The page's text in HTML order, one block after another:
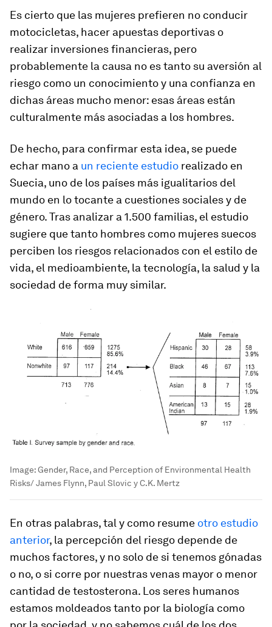
Es cierto que las mujeres prefieren no conducir
motocicletas, hacer apuestas deportivas o
realizar inversiones financieras, pero
probablemente la causa no es tanto su aversión al
riesgo como un conocimiento y una confianza en
dichas áreas mucho menor: esas áreas están
culturalmente más asociadas a los hombres.
De hecho, para confirmar esta idea, se puede
echar mano a un reciente estudio realizado en
Suecia, uno de los países más igualitarios del
mundo en lo tocante a cuestiones sociales y de
género. Tras analizar a 1.500 familias, el estudio
sugiere que tanto hombres como mujeres suecos
perciben los riesgos relacionados con el estilo de
vida, el medioambiente, la tecnología, la salud y la
sociedad de forma muy similar.
Image:Gender, Race, and Perception of Environmental Health
Risks/ James Flynn, Paul Slovic y C.K. Mertz
En otras palabras, tal y como resume otro estudio
anterior, la percepción del riesgo depende de
muchos factores, y no solo de si tenemos gónadas
o no, o si corre por nuestras venas mayor o menor
cantidad de testosterona. Los seres humanos
estamos moldeados tanto por la biología como